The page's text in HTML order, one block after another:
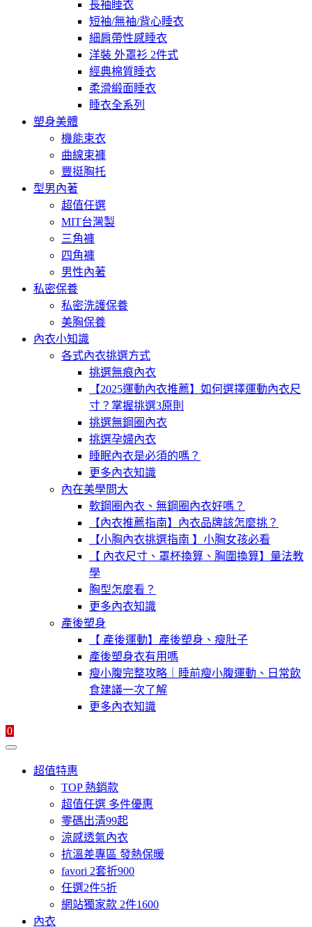
長袖睡衣
短袖/無袖/背心睡衣
細肩帶性感睡衣
洋裝 外罩衫 2件式
經典棉質睡衣
柔滑緞面睡衣
睡衣全系列
塑身美體
機能束衣
曲線束褲
豐挺胸托
型男內著
超值任選
MIT台灣製
三角褲
四角褲
男性內著
私密保養
私密洗護保養
美胸保養
內衣小知識
各式內衣挑選方式
挑選無痕內衣
【2025運動內衣推薦】如何選擇運動內衣尺
寸？掌握挑選3原則
挑選無鋼圈內衣
挑選孕婦內衣
睡眠內衣是必須的嗎？
更多內衣知識
內在美學問大
軟鋼圈內衣、無鋼圈內衣好嗎？
【內衣推薦指南】內衣品牌該怎麼挑？
【小胸內衣挑選指南 】小胸女孩必看
【 內衣尺寸、罩杯換算、胸圍換算】量法教
學
胸型怎麼看？
更多內衣知識
產後塑身
【 產後運動】產後塑身、瘦肚子
產後塑身衣有用嗎
瘦小腹完整攻略｜睡前瘦小腹運動、日常飲
食建議一次了解
更多內衣知識
0
超值特惠
TOP 熱銷款
超值任選 多件優惠
零碼出清99起
涼感透氣內衣
抗溫差專區 發熱保暖
favori 2套折900
任選2件5折
網站獨家款 2件1600
內衣